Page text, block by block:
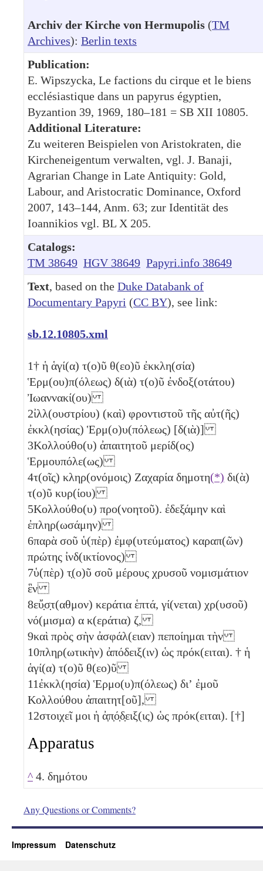
Archiv der Kirche von Hermupolis (TM
Archives): Berlin texts
Publication:
E. Wipszycka, Le factions du cirque et le biens
ecclésiastique dans un papyrus égyptien,
Byzantion 39, 1969, 180–181 = SB XII 10805.
Additional Literature:
Zu weiteren Beispielen von Aristokraten, die
Kircheneigentum verwalten, vgl. J. Banaji,
Agrarian Change in Late Antiquity: Gold,
Labour, and Aristocratic Dominance, Oxford
2007, 143–144, Anm. 63; zur Identität des
Ioannikios vgl. BL X 205.
Catalogs:
TM 38649 HGV 38649 Papyri.info 38649
Text, based on the Duke Databank of
Documentary Papyri (CC BY), see link:
sb.12.10805.xml
1† ἡ ἁγί(α) τ(ο)ῦ θ(εο)ῦ ἐκκλη(σία)
Ἑρμ(ου)π(όλεως) δ(ιὰ) τ(ο)ῦ ἐνδοξ(οτάτου)
Ἰωαννακί(ου)
2ἰλλ(ουστρίου) (καὶ) φροντιστοῦ τῆς αὐτ(ῆς)
ἐκκλ(ησίας) Ἑρμ(ο)υ(πόλεως) [δ(ιὰ)]
3Κολλούθο(υ) ἀπαιτητοῦ μερίδ(ος)
Ἑρμουπόλε(ως)
4τ(οῖς) κληρ(ονόμοις) Ζαχαρία δημοτη(*) δι(ὰ)
τ(ο)ῦ κυρ(ίου)
5Κολλούθο(υ) προ(νοητοῦ). ἐδεξάμην καὶ
ἐπληρ(ωσάμην)
6παρὰ σοῦ ὑ(πὲρ) ἐμφ(υτεύματος) καραπ(ῶν)
πρώτης ἰνδ(ικτίονος)
7ὑ(πὲρ) τ̣(ο)ῦ σοῦ μέρους χρυσοῦ νομισμάτιον
ἓν
8εὔ̣σ̣τ(αθμον) κεράτια ἑπτά, γί(νεται) χρ(υσοῦ)
νό(μισμα) α κ(εράτια) ζ,
9καὶ πρὸς σὴν ἀσφάλ(ειαν) πεποίημαι τὴν
10πληρ(ωτικὴν) ἀπόδειξ(ιν) ὡς πρόκ(ειται). † ἡ
ἁγί(α) τ(ο)ῦ θ(εο)ῦ
11ἐκκλ(ησία) Ἑρμο(υ)π(όλεως) διʼ ἐμοῦ
Κολλούθου ἀπαιτητ[οῦ],
12στοιχεῖ μοι ἡ ἀ̣π̣ό̣δ̣ειξ(ις) ὡς πρόκ(ειται). [†]
Apparatus
^ 4. δημότου
Any Questions or Comments?
Impressum Datenschutz